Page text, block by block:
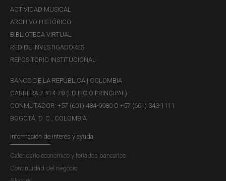
ACTIVIDAD MUSICAL
ARCHIVO HISTÓRICO
BIBLIOTECA VIRTUAL
RED DE INVESTIGADORES
REPOSITORIO INSTITUCIONAL
BANCO DE LA REPÚBLICA | COLOMBIA
CARRERA 7 #14-78 (EDIFICIO PRINCIPAL)
CONMUTADOR: +57 (601) 484-9980 Ó +57 (601) 343-1111
BOGOTÁ, D. C., COLOMBIA
Información de interés y ayuda
Calendario económico y feriados bancarios
Continuidad del negocio